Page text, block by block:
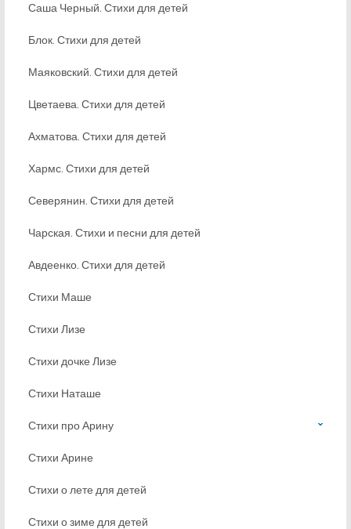
Саша Черный. Стихи для детей
Блок. Стихи для детей
Маяковский. Стихи для детей
Цветаева. Стихи для детей
Ахматова. Стихи для детей
Хармс. Стихи для детей
Северянин. Стихи для детей
Чарская. Стихи и песни для детей
Авдеенко. Стихи для детей
Стихи Маше
Стихи Лизе
Стихи дочке Лизе
Стихи Наташе
Стихи про Арину
Стихи Арине
Стихи о лете для детей
Стихи о зиме для детей